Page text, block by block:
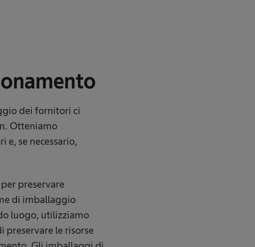
dei fornitori ci
Otteniamo
se necessario,
preservare
di imballaggio
luogo, utilizziamo
preservare le risorse